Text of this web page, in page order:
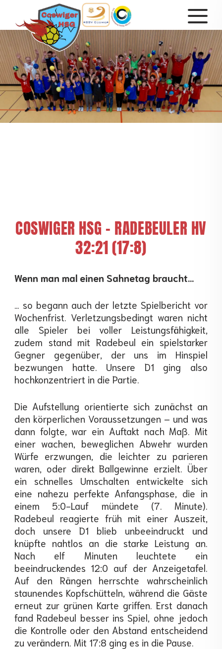
COSWIGER HSG - RADEBEULER HV
32:21 (17:8)
Wenn man mal einen Sahnetag braucht…
… so begann auch der letzte Spielbericht vor
Wochenfrist. Verletzungsbedingt waren nicht
alle Spieler bei voller Leistungsfähigkeit,
zudem stand mit Radebeul ein spielstarker
Gegner gegenüber, der uns im Hinspiel
bezwungen hatte. Unsere D1 ging also
hochkonzentriert in die Partie.
Die Aufstellung orientierte sich zunächst an
den körperlichen Voraussetzungen – und was
dann folgte, war ein Auftakt nach Maß. Mit
einer wachen, beweglichen Abwehr wurden
Würfe erzwungen, die leichter zu parieren
waren, oder direkt Ballgewinne erzielt. Über
ein schnelles Umschalten entwickelte sich
eine nahezu perfekte Anfangsphase, die in
einem 5:0-Lauf mündete (7. Minute).
Radebeul reagierte früh mit einer Auszeit,
doch unsere D1 blieb unbeeindruckt und
knüpfte nahtlos an die starke Leistung an.
Nach elf Minuten leuchtete ein
beeindruckendes 12:0 auf der Anzeigetafel.
Auf den Rängen herrschte wahrscheinlich
staunendes Kopfschütteln, während die Gäste
erneut zur grünen Karte griffen. Erst danach
fand Radebeul besser ins Spiel, ohne jedoch
die Kontrolle oder den Abstand entscheidend
zu verändern. Mit 17:8 ging es in die Pause.